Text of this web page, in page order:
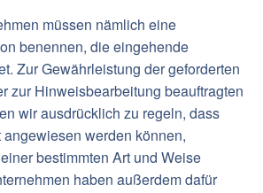
müssen nämlich eine
benennen, die eingehende
Zur Gewährleistung der geforderten
zur Hinweisbearbeitung beauftragten
wir ausdrücklich zu regeln, dass
werden können,
bestimmten Art und Weise
haben außerdem dafür